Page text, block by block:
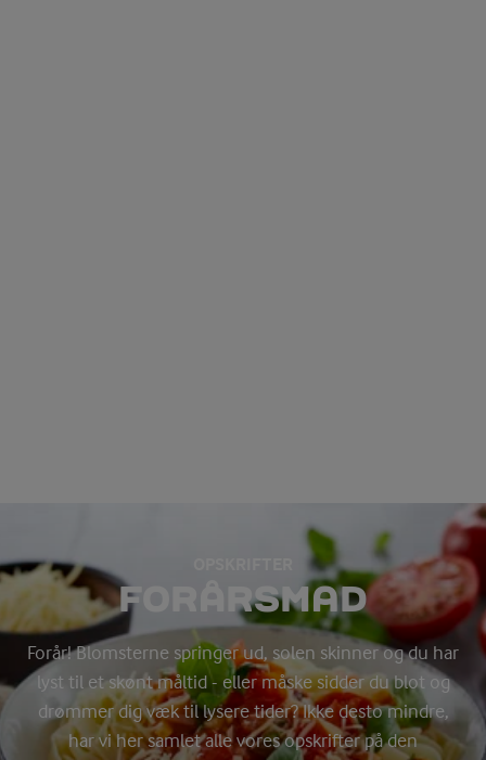
FORÅRSMAD
Forår! Blomsterne springer ud, solen skinner og du har
lyst til et skønt måltid - eller måske sidder du blot og
drømmer dig væk til lysere tider? Ikke desto mindre,
har vi her samlet alle vores opskrifter på den